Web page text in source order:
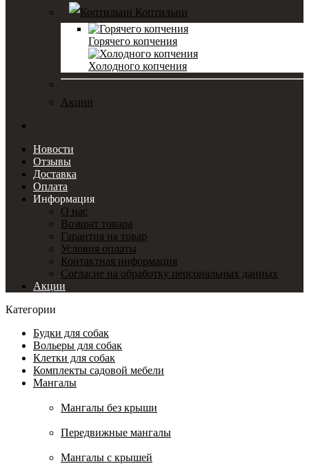
Коптильни
Горячего копчения
Холодного копчения
Акции
Новости
Отзывы
Доставка
Оплата
Информация
О нас
Возврат товара
Гарантия на товар
Условия оплаты
Контактная информация
Согласие на обработку персональных данных
Акции
Категории
Будки для собак
Вольеры для собак
Клетки для собак
Комплекты садовой мебели
Мангалы
Мангалы без крыши
Передвижные мангалы
Мангалы с крышей